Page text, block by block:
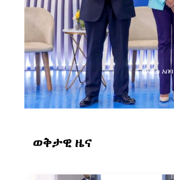
በአዲስ
ወቅታዊ ዜና